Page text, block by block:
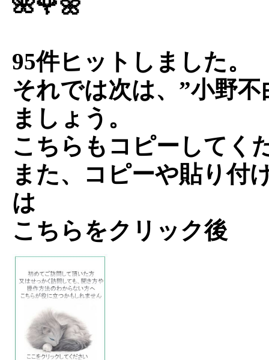
95件ヒットしました。
それでは次は、”小野
ましょう。
こちらもコピーしてく
また、コピーや貼り付
は
こちらをクリック後